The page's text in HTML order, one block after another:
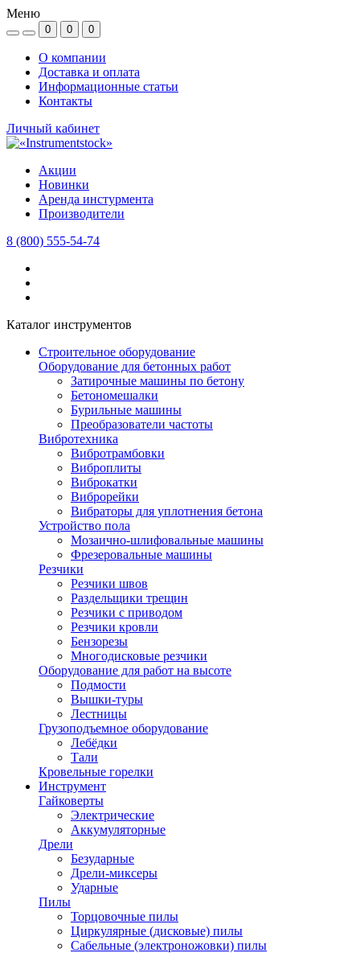
Меню
0 0 0
О компании
Доставка и оплата
Информационные статьи
Контакты
Личный кабинет
Акции
Новинки
Аренда инстурмента
Производители
8 (800) 555-54-74
Каталог инструментов
Строительное оборудование
Оборудование для бетонных работ
Затирочные машины по бетону
Бетономешалки
Бурильные машины
Преобразователи частоты
Вибротехника
Вибротрамбовки
Виброплиты
Виброкатки
Виброрейки
Вибраторы для уплотнения бетона
Устройство пола
Мозаично-шлифовальные машины
Фрезеровальные машины
Резчики
Резчики швов
Раздельщики трещин
Резчики с приводом
Резчики кровли
Бензорезы
Многодисковые резчики
Оборудование для работ на высоте
Подмости
Вышки-туры
Лестницы
Грузоподъемное оборудование
Лебёдки
Тали
Кровельные горелки
Инструмент
Гайковерты
Электрические
Аккумуляторные
Дрели
Безударные
Дрели-миксеры
Ударные
Пилы
Торцовочные пилы
Циркулярные (дисковые) пилы
Сабельные (электроножовки) пилы